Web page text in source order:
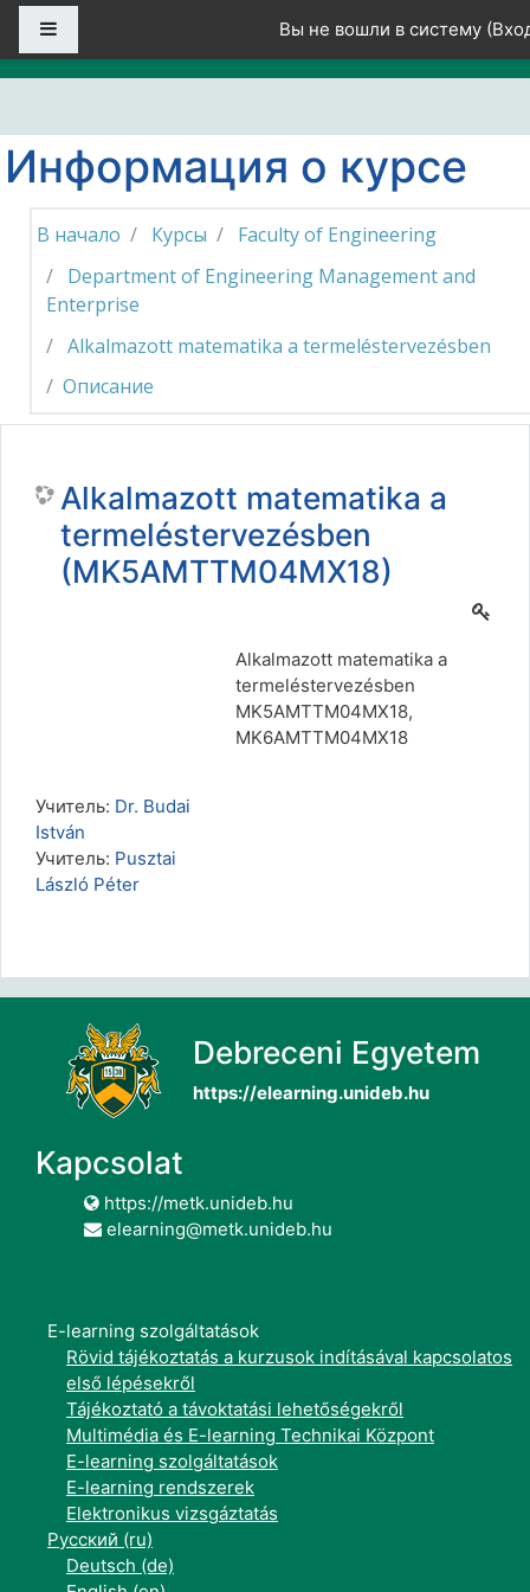
Перейти к основному содержанию
Вы не вошли в систему (
Информация о курсе
В начало Курсы
Faculty of Engineering
Department of Engineering Management and
Enterprise
Alkalmazott matematika a termeléstervezésben
Описание
Alkalmazott matematika a
termeléstervezésben
(MK5AMTTM04MX18)
Alkalmazott matematika a
termeléstervezésben
MK5AMTTM04MX18,
MK6AMTTM04MX18
Учитель: Dr. Budai
István
Учитель: Pusztai
László Péter
Debreceni Egyetem
https://elearning.unideb.hu
Kapcsolat
https://metk.unideb.hu
elearning@metk.unideb.hu
E-learning szolgáltatások
Rövid tájékoztatás a kurzusok indításával kapcsolatos
első lépésekről
Tájékoztató a távoktatási lehetőségekről
Multimédia és E-learning Technikai Központ
E-learning szolgáltatások
E-learning rendszerek
Elektronikus vizsgáztatás
Русский ‎(ru)‎
Deutsch ‎(de)‎